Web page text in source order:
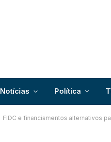
Notícias Política
FIDC e financiamentos alternativos